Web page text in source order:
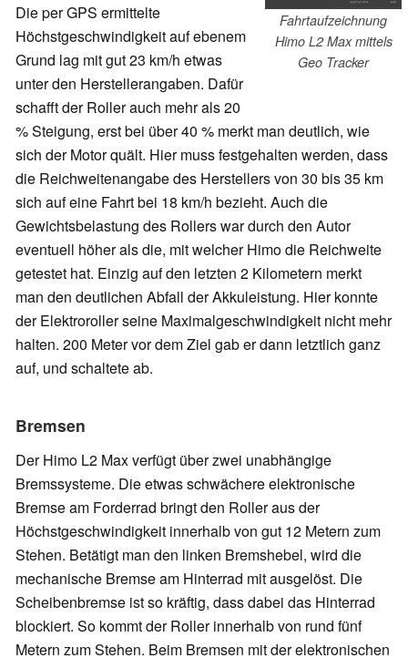
Fahrtaufzeichnung
Himo L2 Max mittels
Geo Tracker
Die per GPS ermittelte
Höchstgeschwindigkeit auf ebenem
Grund lag mit gut 23 km/h etwas
unter den Herstellerangaben. Dafür
schafft der Roller auch mehr als 20
% Steigung, erst bei über 40 % merkt man deutlich, wie
sich der Motor quält. Hier muss festgehalten werden, dass
die Reichweitenangabe des Herstellers von 30 bis 35 km
sich auf eine Fahrt bei 18 km/h bezieht. Auch die
Gewichtsbelastung des Rollers war durch den Autor
eventuell höher als die, mit welcher Himo die Reichweite
getestet hat. Einzig auf den letzten 2 Kilometern merkt
man den deutlichen Abfall der Akkuleistung. Hier konnte
der Elektroroller seine Maximalgeschwindigkeit nicht mehr
halten. 200 Meter vor dem Ziel gab er dann letztlich ganz
auf, und schaltete ab.
Bremsen
Der Himo L2 Max verfügt über zwei unabhängige
Bremssysteme. Die etwas schwächere elektronische
Bremse am Forderrad bringt den Roller aus der
Höchstgeschwindigkeit innerhalb von gut 12 Metern zum
Stehen. Betätigt man den linken Bremshebel, wird die
mechanische Bremse am Hinterrad mit ausgelöst. Die
Scheibenbremse ist so kräftig, dass dabei das Hinterrad
blockiert. So kommt der Roller innerhalb von rund fünf
Metern zum Stehen. Beim Bremsen mit der elektronischen